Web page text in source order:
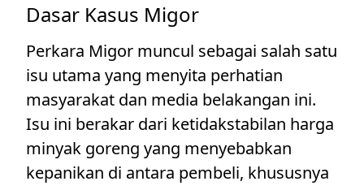
Dasar Kasus Migor
Perkara Migor muncul sebagai salah satu
isu utama yang menyita perhatian
masyarakat dan media belakangan ini.
Isu ini berakar dari ketidakstabilan harga
minyak goreng yang menyebabkan
kepanikan di antara pembeli, khususnya